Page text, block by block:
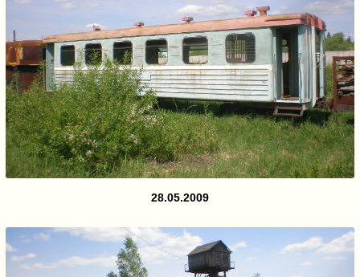
28.05.2009